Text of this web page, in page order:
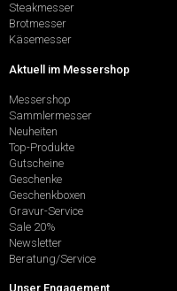
Steakmesser
Brotmesser
Käsemesser
Aktuell im Messershop
Messershop
Sammlermesser
Neuheiten
Top-Produkte
Gutscheine
Geschenke
Geschenkboxen
Gravur-Service
Sale 20%
Newsletter
Beratung/Service
Unser Engagement